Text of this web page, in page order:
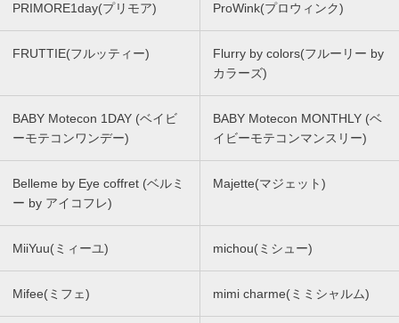
PRIMORE1day(プリモア) ProWink(プロウィンク)
FRUTTIE(フルッティー)
Flurry by colors(フルーリー by
カラーズ)
BABY Motecon 1DAY (ベイビ
ーモテコンワンデー)
BABY Motecon MONTHLY (ベ
イビーモテコンマンスリー)
Belleme by Eye coffret (ベルミ
ー by アイコフレ)
Majette(マジェット)
MiiYuu(ミィーユ) michou(ミシュー)
Mifee(ミフェ) mimi charme(ミミシャルム)